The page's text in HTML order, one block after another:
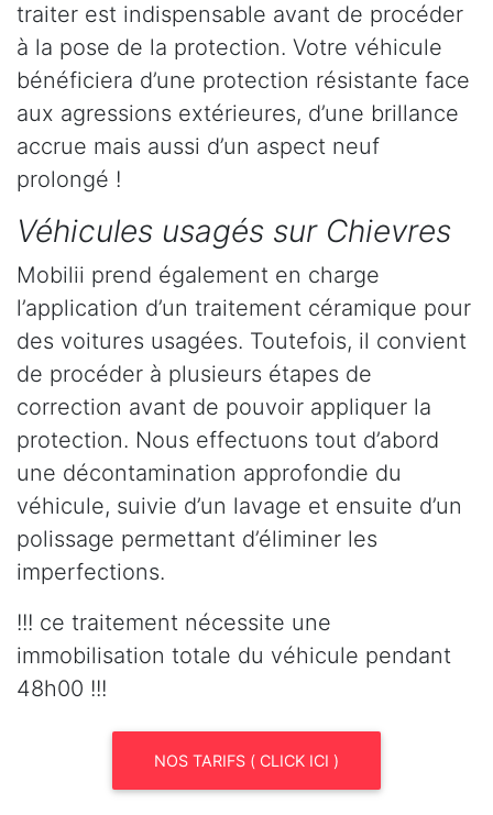
traiter est indispensable avant de procéder
à la pose de la protection. Votre véhicule
bénéficiera d’une protection résistante face
aux agressions extérieures, d’une brillance
accrue mais aussi d’un aspect neuf
prolongé !
Véhicules usagés sur Chievres
Mobilii prend également en charge
l’application d’un traitement céramique pour
des voitures usagées. Toutefois, il convient
de procéder à plusieurs étapes de
correction avant de pouvoir appliquer la
protection. Nous effectuons tout d’abord
une décontamination approfondie du
véhicule, suivie d’un lavage et ensuite d’un
polissage permettant d’éliminer les
imperfections.
!!! ce traitement nécessite une
immobilisation totale du véhicule pendant
48h00 !!!
NOS TARIFS ( CLICK ICI )